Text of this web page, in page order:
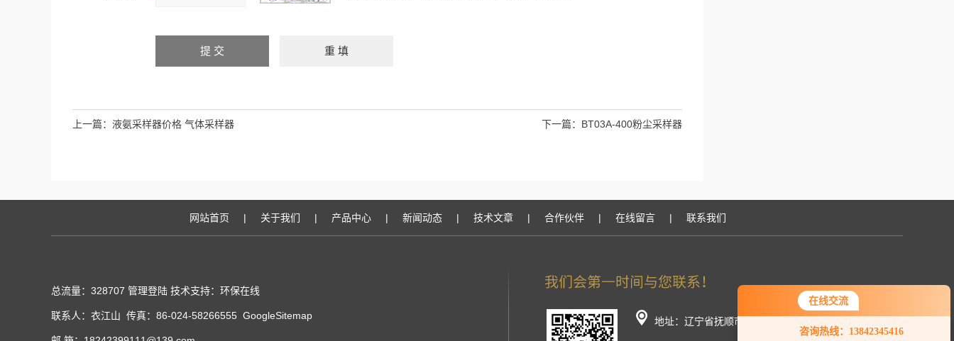
在线交流
咨询热线：13842345416
服务，请问您要咨询什么问题呢？
上一篇： 液氨采样器价格 气体采样器 下一篇： BT03A-400粉尘采样器
网站首页 | 关于我们 | 产品中心 | 新闻动态 | 技术文章 | 合作伙伴 | 在线留言 | 联系我们
总流量：328707 管理登陆 技术支持： 环保在线
联系人：衣江山 传真：86-024-58266555 GoogleSitemap 地址：辽宁省抚顺市顺城区长春街东段